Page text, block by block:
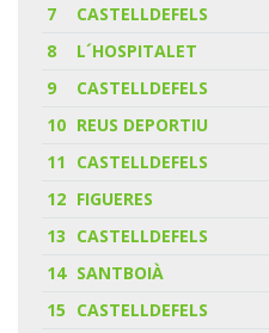
7
CASTELLDEFELS
8
L´HOSPITALET
9
CASTELLDEFELS
10 REUS DEPORTIU
11 CASTELLDEFELS
12 FIGUERES
13 CASTELLDEFELS
14 SANTBOIÀ
15 CASTELLDEFELS